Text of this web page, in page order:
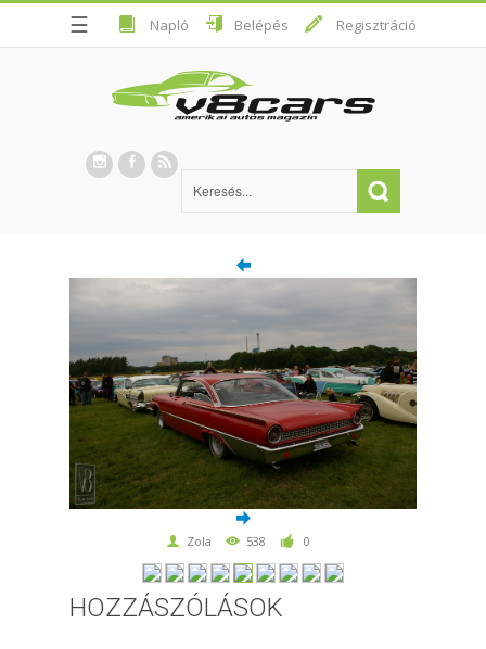
☰ Napló Belépés Regisztráció
Zola 538 0
HOZZÁSZÓLÁSOK